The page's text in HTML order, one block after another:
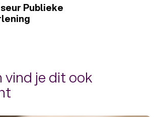
Publieke
vind je dit ook